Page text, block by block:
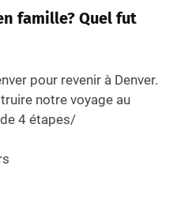
les enfants durant les
jouet ont-ils pris pour
aux USA
famille? Quel fut
pour revenir à Denver.
notre voyage au
4 étapes/